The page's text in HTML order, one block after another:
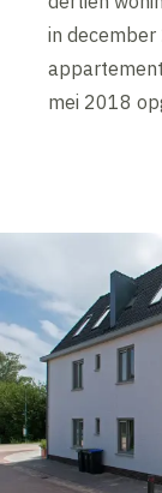
in december
mei 2018